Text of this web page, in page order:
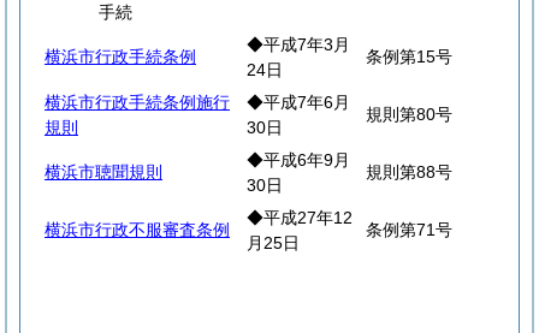
手続
横浜市行政手続条例
◆平成7年3月
24日
条例第15号
横浜市行政手続条例施行
規則
◆平成7年6月
30日
規則第80号
横浜市聴聞規則
◆平成6年9月
30日
規則第88号
横浜市行政不服審査条例
◆平成27年12
月25日
条例第71号